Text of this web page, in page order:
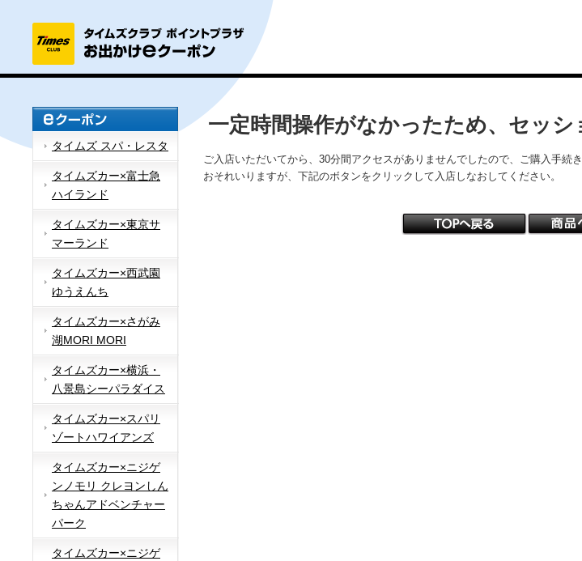
タイムズ スパ・レスタ
タイムズカー×富士急
ハイランド
タイムズカー×東京サ
マーランド
タイムズカー×西武園
ゆうえんち
タイムズカー×さがみ
湖MORI MORI
タイムズカー×横浜・
八景島シーパラダイス
タイムズカー×スパリ
ゾートハワイアンズ
タイムズカー×ニジゲ
ンノモリ クレヨンしん
ちゃんアドベンチャー
パーク
タイムズカー×ニジゲ
一定時間操作がなかったため、セッシ
ご入店いただいてから、30分間アクセスがありませんでしたので、ご購入手続
おそれいりますが、下記のボタンをクリックして入店しなおしてください。